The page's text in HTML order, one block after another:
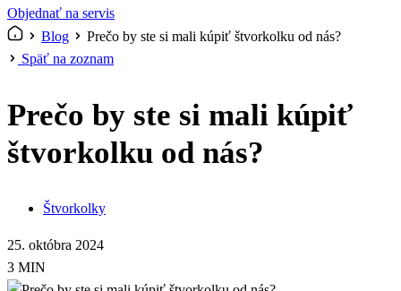
Objednať na servis
Blog
Prečo by ste si mali kúpiť štvorkolku od nás?
Späť na zoznam
Prečo by ste si mali kúpiť
štvorkolku od nás?
Štvorkolky
25. októbra 2024
3 MIN